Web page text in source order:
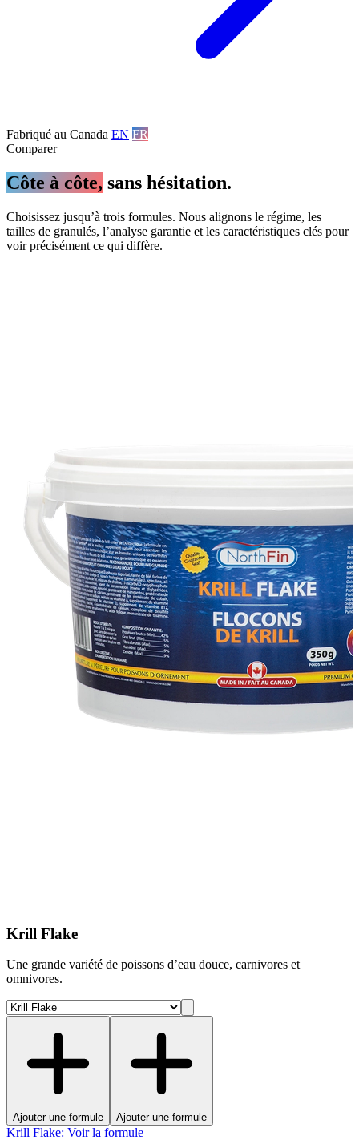
Fabriqué au Canada EN FR
Comparer
Côte à côte, sans hésitation.
Choisissez jusqu’à trois formules. Nous alignons le régime, les
tailles de granulés, l’analyse garantie et les caractéristiques clés pour
voir précisément ce qui diffère.
Krill Flake
Une grande variété de poissons d’eau douce, carnivores et
omnivores.
Ajouter une formule Ajouter une formule
Krill Flake: Voir la formule